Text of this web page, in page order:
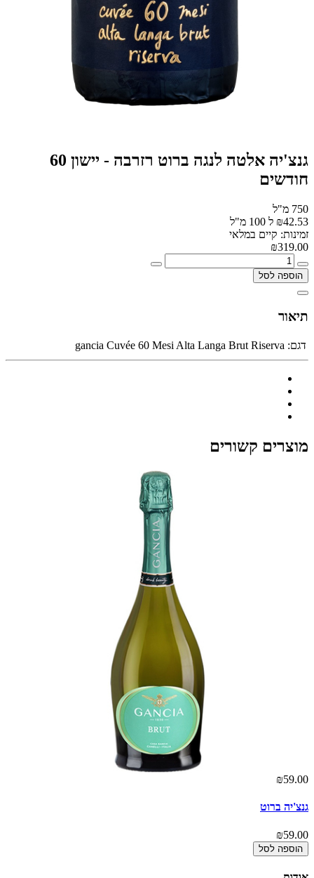
גנצ'יה אלטה לנגה ברוט רזרבה - יישון 60
חודשים
750 מ"ל
₪42.53 ל 100 מ"ל
זמינות: קיים במלאי
₪319.00
הוספה לסל
תיאור
דגם: gancia Cuvée 60 Mesi Alta Langa Brut Riserva
מוצרים קשורים
₪59.00
גנצ'יה ברוט
₪59.00
הוספה לסל